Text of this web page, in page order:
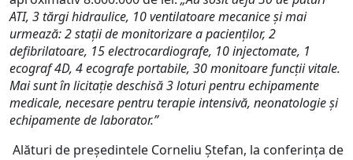
ATI, 3 tărgi hidraulice, 10 ventilatoare mecanice și mai
urmează:2 stații de monitorizare a pacienților, 2
defibrilatoare, 15 electrocardiografe, 10 injectomate, 1
ecograf 4D, 4 ecografe portabile, 30 monitoare funcții vitale.
Mai sunt în licitație deschisă 3 loturi pentru echipamente
medicale, necesare pentru terapie intensivă, neonatologie și
echipamente de laborator.”
Alături de președintele Corneliu Ștefan, la conferința de